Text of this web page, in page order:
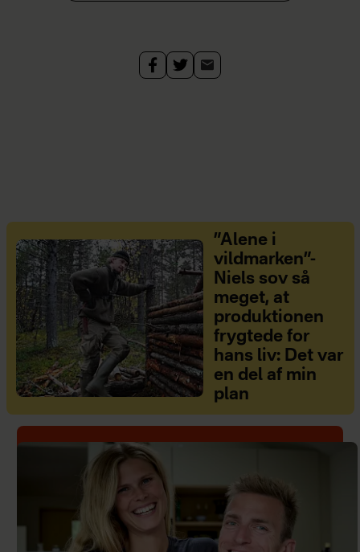
”Alene i
vildmarken”-
Niels sov så
meget, at
produktionen
frygtede for
hans liv: Det var
en del af min
plan